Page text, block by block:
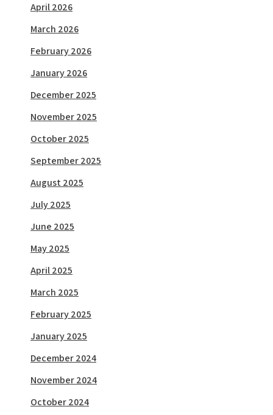
April 2026
March 2026
February 2026
January 2026
December 2025
November 2025
October 2025
September 2025
August 2025
July 2025
June 2025
May 2025
April 2025
March 2025
February 2025
January 2025
December 2024
November 2024
October 2024